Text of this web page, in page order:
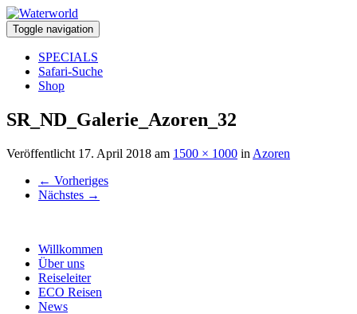
Toggle navigation
SPECIALS
Safari-Suche
Shop
SR_ND_Galerie_Azoren_32
Veröffentlicht 17. April 2018 am 1500 × 1000 in Azoren
← Vorheriges
Nächstes →
Willkommen
Über uns
Reiseleiter
ECO Reisen
News